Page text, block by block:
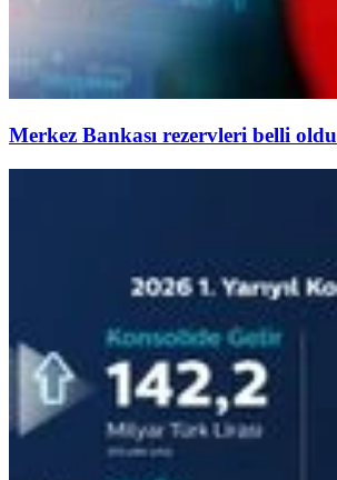
Merkez Bankası rezervleri belli oldu